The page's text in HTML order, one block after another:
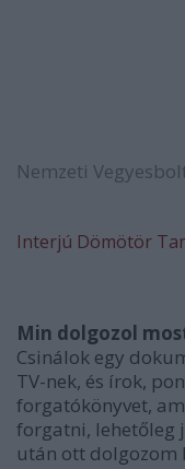
Nemzeti
Interjú Dömötör
Min dolgozol
Csinálok egy
TV-nek, és írok,
forgatókönyvet,
forgatni, lehetőleg
után ott dolgozom